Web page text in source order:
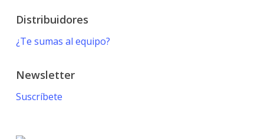
Distribuidores
¿Te sumas al equipo?
Newsletter
Suscríbete